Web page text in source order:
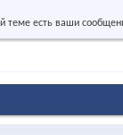
теме есть ваши